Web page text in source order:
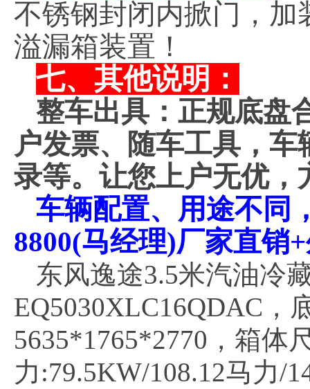
不锈钢封闭内掀门，
溢漏箱装置！
七、其他说明：
整车出具：正规底盘
户发票、随车工具，
录等。让您上户无优，
车辆配置、用途不同
8800(马经理)厂家直销
东风逸途3.5米汽油冷
EQ5030XLC16QDAC，
5635*1765*2770，箱体
力:79.5KW/108.12马力/